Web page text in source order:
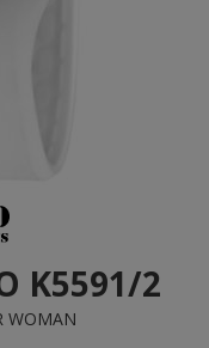
K5591/2
WOMAN